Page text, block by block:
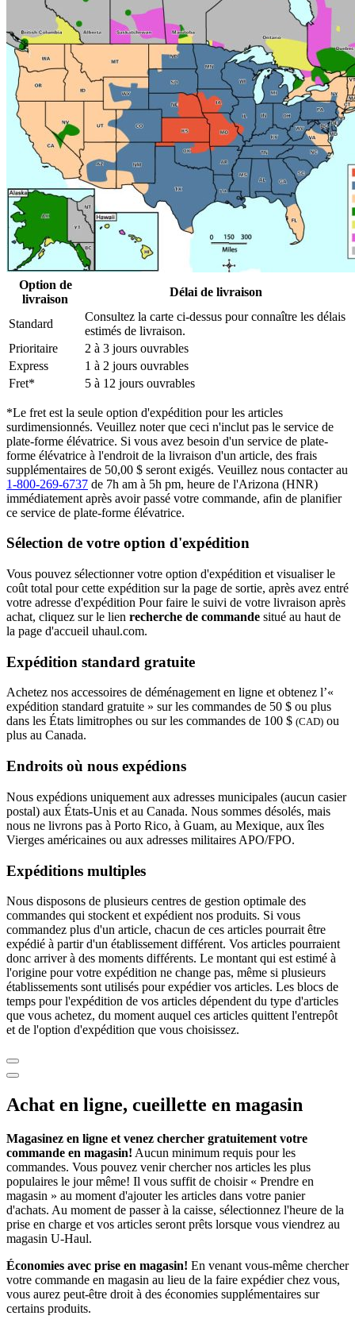
Option de
livraison
Délai de livraison
Standard
Consultez la carte ci-dessus pour connaître les délais
estimés de livraison.
Prioritaire
2 à 3 jours ouvrables
Express
1 à 2 jours ouvrables
Fret*
5 à 12 jours ouvrables
*Le fret est la seule option d'expédition pour les articles
surdimensionnés. Veuillez noter que ceci n'inclut pas le service de
plate-forme élévatrice. Si vous avez besoin d'un service de plate-
forme élévatrice à l'endroit de la livraison d'un article, des frais
supplémentaires de 50,00 $ seront exigés. Veuillez nous contacter au
1-800-269-6737 de 7h am à 5h pm, heure de l'Arizona (HNR)
immédiatement après avoir passé votre commande, afin de planifier
ce service de plate-forme élévatrice.
Sélection de votre option d'expédition
Vous pouvez sélectionner votre option d'expédition et visualiser le
coût total pour cette expédition sur la page de sortie, après avez entré
votre adresse d'expédition Pour faire le suivi de votre livraison après
achat, cliquez sur le lien recherche de commande situé au haut de
la page d'accueil uhaul.com.
Expédition standard gratuite
Achetez nos accessoires de déménagement en ligne et obtenez l’«
expédition standard gratuite » sur les commandes de 50 $ ou plus
dans les États limitrophes ou sur les commandes de 100 $ (CAD) ou
plus au Canada.
Endroits où nous expédions
Nous expédions uniquement aux adresses municipales (aucun casier
postal) aux États-Unis et au Canada. Nous sommes désolés, mais
nous ne livrons pas à Porto Rico, à Guam, au Mexique, aux îles
Vierges américaines ou aux adresses militaires APO/FPO.
Expéditions multiples
Nous disposons de plusieurs centres de gestion optimale des
commandes qui stockent et expédient nos produits. Si vous
commandez plus d'un article, chacun de ces articles pourrait être
expédié à partir d'un établissement différent. Vos articles pourraient
donc arriver à des moments différents. Le montant qui est estimé à
l'origine pour votre expédition ne change pas, même si plusieurs
établissements sont utilisés pour expédier vos articles. Les blocs de
temps pour l'expédition de vos articles dépendent du type d'articles
que vous achetez, du moment auquel ces articles quittent l'entrepôt
et de l'option d'expédition que vous choisissez.
Achat en ligne, cueillette en magasin
Magasinez en ligne et venez chercher gratuitement votre
commande en magasin! Aucun minimum requis pour les
commandes. Vous pouvez venir chercher nos articles les plus
populaires le jour même! Il vous suffit de choisir « Prendre en
magasin » au moment d'ajouter les articles dans votre panier
d'achats. Au moment de passer à la caisse, sélectionnez l'heure de la
prise en charge et vos articles seront prêts lorsque vous viendrez au
magasin U-Haul.
Économies avec prise en magasin! En venant vous-même chercher
votre commande en magasin au lieu de la faire expédier chez vous,
vous aurez peut-être droit à des économies supplémentaires sur
certains produits.